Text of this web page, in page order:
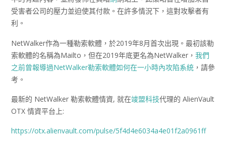
受害者公司的壓力並迫使其付款。在許多情況下，這對攻擊者有
利。
NetWalker作為一種勒索軟體，於2019年8月首次出現。最初該勒
索軟體的名稱為Mailto，但在2019年底更名為NetWalker， 我們
之前曾報導過NetWalker勒索軟體如何在一小時內攻陷系統 ，請參
考。
最新的 NetWalker 勒索軟體情資, 就在竣盟科技代理的 AlienVault
OTX 情資平台上:
https://otx.alienvault.com/pulse/5f4d4e6034a4e01f2a0961ff